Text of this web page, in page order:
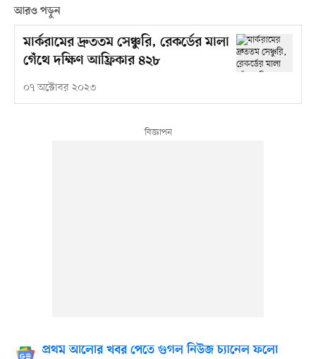
আরও পড়ুন
মার্করামের দ্রুততম সেঞ্চুরি, রেকর্ডের মালা
গেঁথে দক্ষিণ আফ্রিকার ৪২৮
০৭ অক্টোবর ২০২৩
প্রথম আলোর খবর পেতে গুগল নিউজ চ্যানেল ফলো